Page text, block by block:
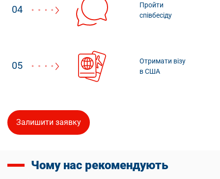
04
Пройти
співбесіду
05
Отримати візу
в США
Залишити заявку
Чому нас рекомендують